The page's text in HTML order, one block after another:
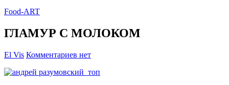
Food-ART
ГЛАМУР С МОЛОКОМ
El Vis Комментариев нет